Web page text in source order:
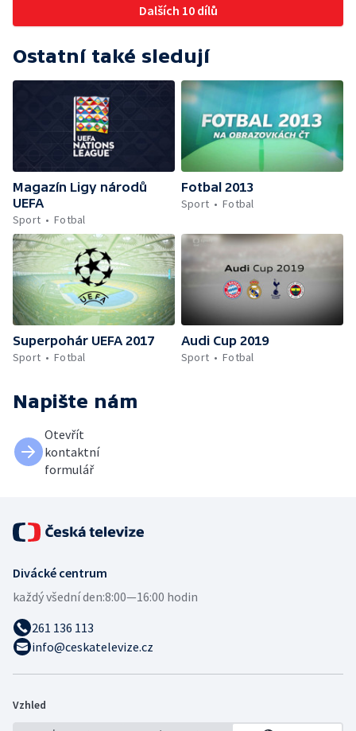
Dalších 10 dílů
Ostatní také sledují
Magazín Ligy národů
UEFA
Sport
Fotbal
Fotbal 2013
Sport
Fotbal
Superpohár UEFA 2017
Sport
Fotbal
Audi Cup 2019
Sport
Fotbal
Napište nám
Otevřít
kontaktní
formulář
Divácké centrum
každý všední den:8:00—16:00 hodin
261 136 113
info@ceskatelevize.cz
Vzhled